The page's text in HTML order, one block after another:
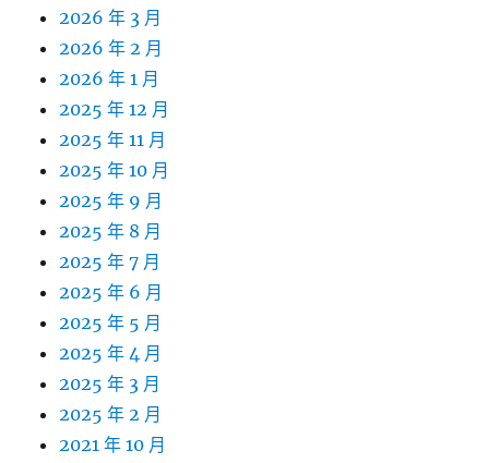
2026 年 3 月
2026 年 2 月
2026 年 1 月
2025 年 12 月
2025 年 11 月
2025 年 10 月
2025 年 9 月
2025 年 8 月
2025 年 7 月
2025 年 6 月
2025 年 5 月
2025 年 4 月
2025 年 3 月
2025 年 2 月
2021 年 10 月